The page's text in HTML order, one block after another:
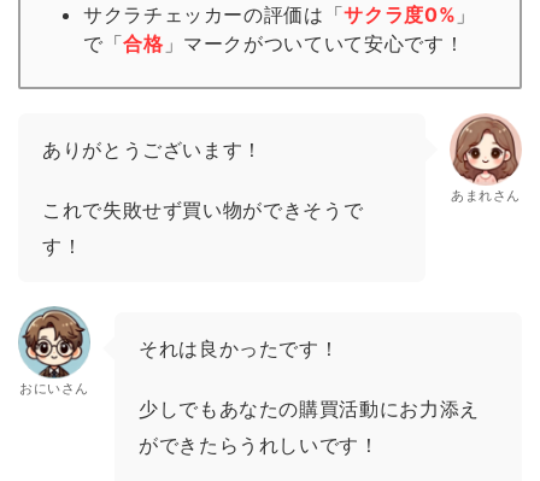
サクラチェッカーの評価は「サクラ度0% 」
で「合格 」 マーク がついていて安心です！
ありがとうございます！
これで失敗せず買い物ができそうで
す！
あまれさん
おにいさん
それは良かったです！
少しでもあなたの購買活動にお力添え
ができたらうれしいです！